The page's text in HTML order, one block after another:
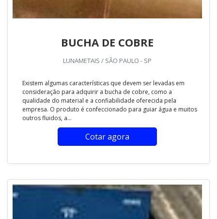
BUCHA DE COBRE
LUNAMETAIS / SÃO PAULO - SP
Existem algumas características que devem ser levadas em
consideração para adquirir a bucha de cobre, como a
qualidade do material e a confiabilidade oferecida pela
empresa. O produto é confeccionado para guiar água e muitos
outros fluidos, a...
Cotar agora